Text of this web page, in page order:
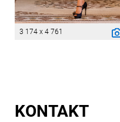
3 174 x 4 761
KONTAKT